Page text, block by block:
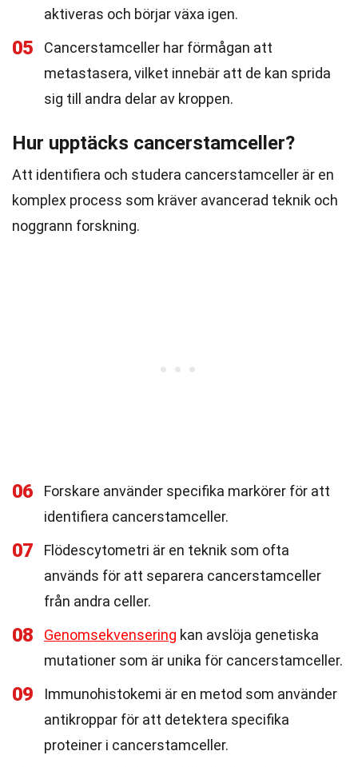
aktiveras och börjar växa igen.
05
Cancerstamceller har förmågan att
metastasera, vilket innebär att de kan sprida
sig till andra delar av kroppen.
Hur upptäcks cancerstamceller?
Att identifiera och studera cancerstamceller är en
komplex process som kräver avancerad teknik och
noggrann forskning.
06
Forskare använder specifika markörer för att
identifiera cancerstamceller.
07
Flödescytometri är en teknik som ofta
används för att separera cancerstamceller
från andra celler.
08 Genomsekvensering kan avslöja genetiska
mutationer som är unika för cancerstamceller.
09
Immunohistokemi är en metod som använder
antikroppar för att detektera specifika
proteiner i cancerstamceller.